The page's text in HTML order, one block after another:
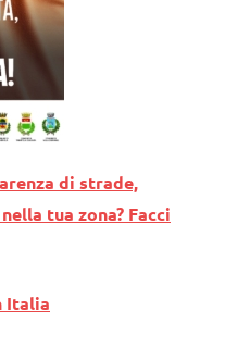
di strade,
tua zona? Facci
Italia